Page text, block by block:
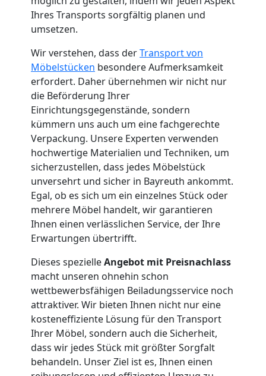
Ihres Transports sorgfältig planen und
umsetzen.
Wir verstehen, dass derTransport von
Möbelstücken besondere Aufmerksamkeit
erfordert. Daher übernehmen wir nicht nur
die Beförderung Ihrer
Einrichtungsgegenstände, sondern
kümmern uns auch um eine fachgerechte
Verpackung. Unsere Experten verwenden
hochwertige Materialien und Techniken, um
sicherzustellen, dass jedes Möbelstück
unversehrt und sicher in Bayreuth ankommt.
Egal, ob es sich um ein einzelnes Stück oder
mehrere Möbel handelt, wir garantieren
Ihnen einen verlässlichen Service, der Ihre
Erwartungen übertrifft.
Dieses spezielleAngebot mit Preisnachlass
macht unseren ohnehin schon
wettbewerbsfähigen Beiladungsservice noch
attraktiver. Wir bieten Ihnen nicht nur eine
kosteneffiziente Lösung für den Transport
Ihrer Möbel, sondern auch die Sicherheit,
dass wir jedes Stück mit größter Sorgfalt
behandeln. Unser Ziel ist es, Ihnen einen
Küchenumzug
Leonding
Umzug
und
Lagerung
Leonding
Full-
Service-
Umzug
Leonding
Qualitäts-